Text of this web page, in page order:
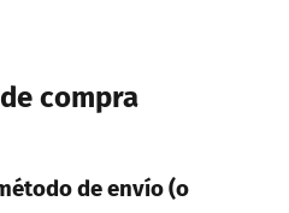
compra
de envío (o